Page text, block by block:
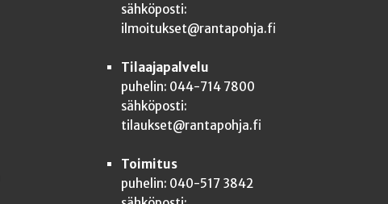
sähköposti:
ilmoitukset@rantapohja.fi
Tilaajapalvelu
puhelin: 044-714 7800
sähköposti:
tilaukset@rantapohja.fi
Toimitus
puhelin: 040-517 3842